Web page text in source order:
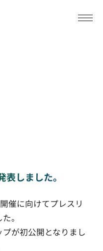
しました。
催に向けてプレスリ
。
が初公開となりまし